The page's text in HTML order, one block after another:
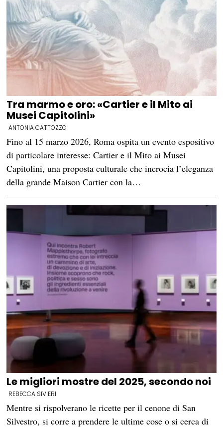
Tra marmo e oro: «Cartier e il Mito ai
Musei Capitolini»
ANTONIA CATTOZZO
Fino al 15 marzo 2026, Roma ospita un evento espositivo
di particolare interesse: Cartier e il Mito ai Musei
Capitolini, una proposta culturale che incrocia l’eleganza
della grande Maison Cartier con la…
Le migliori mostre del 2025, secondo noi
REBECCA SIVIERI
Mentre si rispolverano le ricette per il cenone di San
Silvestro, si corre a prendere le ultime cose o si cerca di